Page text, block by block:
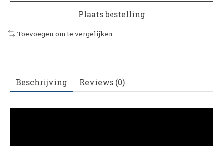
Plaats bestelling
Toevoegen om te vergelijken
Beschrijving Reviews (0)